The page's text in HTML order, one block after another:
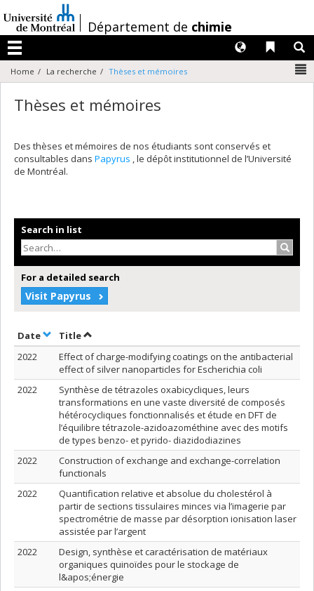
au
contenu
/Département de chimie
Menu
Liens
Langues
Home La recherche Thèses et mémoires
Thèses et mémoires
Des thèses et mémoires de nos étudiants sont conservés et
consultables dans Papyrus , le dépôt institutionnel de l’Université
de Montréal.
Search in list
For a detailed search
Visit Papyrus
DateSort by date in ascending order
TitleSort by title in ascending order
2022
Effect of charge-modifying coatings on the antibacterial
effect of silver nanoparticles for Escherichia coli
2022
Synthèse de tétrazoles oxabicycliques, leurs
transformations en une vaste diversité de composés
hétérocycliques fonctionnalisés et étude en DFT de
l’équilibre tétrazole-azidoazométhine avec des motifs
de types benzo- et pyrido- diazidodiazines
2022
Construction of exchange and exchange-correlation
functionals
2022
Quantification relative et absolue du cholestérol à
partir de sections tissulaires minces via l’imagerie par
spectrométrie de masse par désorption ionisation laser
assistée par l’argent
2022
Design, synthèse et caractérisation de matériaux
organiques quinoïdes pour le stockage de
l&apos;énergie